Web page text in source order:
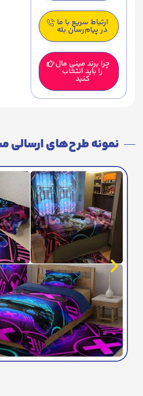
ارتباط سریع با ما
در پیام‌رسان بله
چرا برند مینی مال
را باید انتخاب
کنید
نمونه طرح‌های ارسالی